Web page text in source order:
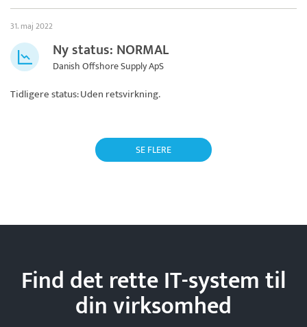
31. maj 2022
Ny status: NORMAL
Danish Offshore Supply ApS
Tidligere status: Uden retsvirkning.
SE FLERE
Find det rette IT-system til
dinvirksomhed